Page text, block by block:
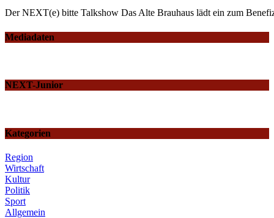
Der NEXT(e) bitte Talkshow Das Alte Brauhaus lädt ein zum
Mediadaten
NEXT-Junior
Kategorien
Region
Wirtschaft
Kultur
Politik
Sport
Allgemein